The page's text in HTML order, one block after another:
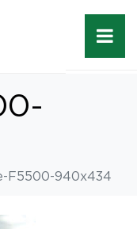
F5500-940x434